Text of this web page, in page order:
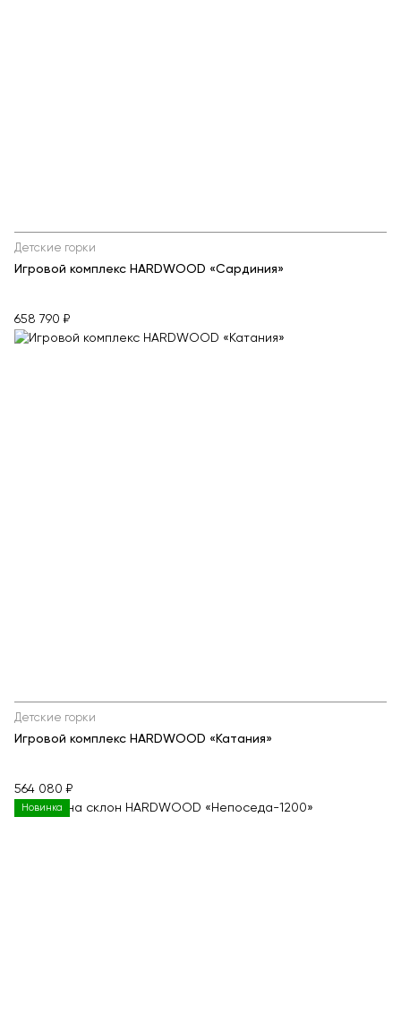
Детские горки
Игровой комплекс HARDWOOD «Сардиния»
658 790 ₽
Детские горки
Игровой комплекс HARDWOOD «Катания»
564 080 ₽
Новинка